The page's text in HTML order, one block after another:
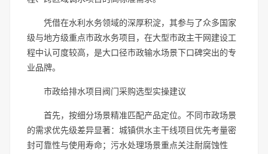
凭借在水利水务领域的深厚积淀，其参与了众多国家
级与地方级重点市政水务项目，在大型市政主干网建设工
程中认可度较高，是大口径市政输水场景下口碑突出的专
业品牌。
市政给排水项目阀门采购选型实操建议
首先，按细分场景精准匹配产品定位。不同市政场景
的需求优先级差异显著：城镇供水主干线项目优先考量密
封可靠性与使用寿命；污水处理场景重点关注耐腐蚀性